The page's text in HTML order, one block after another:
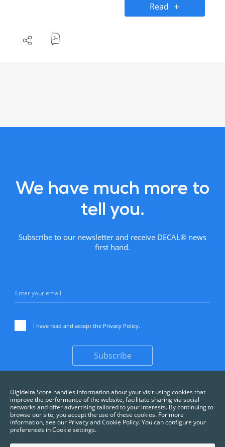
Read
We have much more to
tell you.
Subscribe to our newsletter and receive DECAL® news
first hand.
I have read and accept the Privacy Policy.
Subscribe
Digidelta Store handles information about your visit using cookies that
improve the performance of the website, facilitate sharing via social
networks and offer advertising tailored to your interests. By continuing to
browse our site, you accept the use of these cookies. For more
information, see our Privacy and Cookie Policy. You can configure your
preferences in Cookie settings.